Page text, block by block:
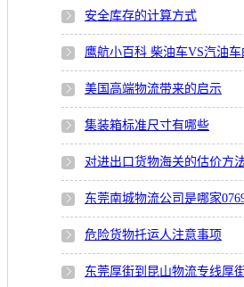
安全库存的计算方式
鹰航小百科 柴油车VS汽油
美国高端物流带来的启示
集装箱标准尺寸有哪些
对进出口货物海关的估价方
东莞南城物流公司是哪家
危险货物托运人注意事项
东莞厚街到昆山物流专线厚